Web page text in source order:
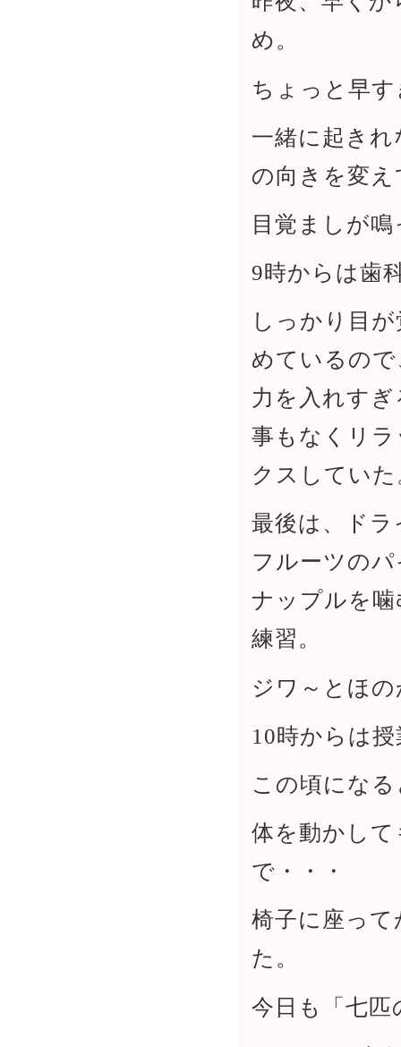
め。
ちょっと早す
一緒に起き
の向きを変
目覚ましが
9時からは歯
しっかり目が
めているので
力を入れすぎ
事もなくリラ
クスしていた
最後は、ドラ
フルーツのパ
ナップルを噛
練習。
ジワ～とほ
10時からは授
この頃にな
体を動かし
で・・・
椅子に座っ
た。
今日も「七